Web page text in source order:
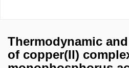
Thermodynamic
of copper(II)